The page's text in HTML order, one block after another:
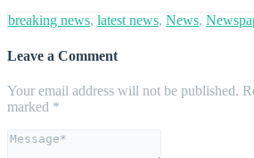
breaking news, latest news, News,
Leave a Comment
Your email address will not be published.
marked *